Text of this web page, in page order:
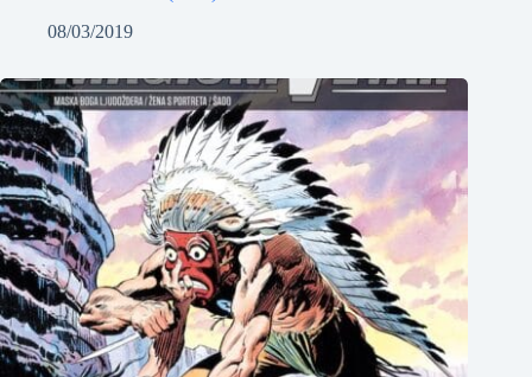
08/03/2019